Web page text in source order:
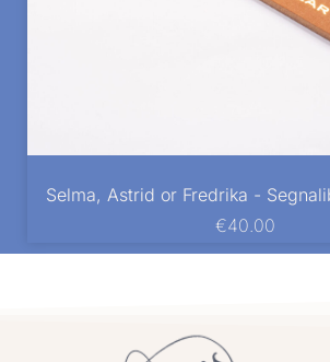
Selma, Astrid or Fredrika -
€40.00